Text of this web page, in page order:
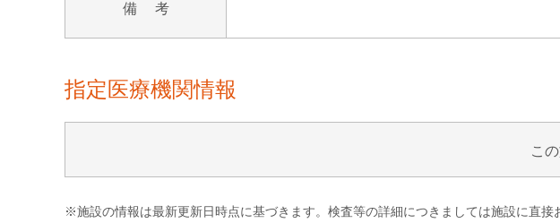
備 考
指定医療機関情報
こ
※施設の情報は最新更新日時点に基づきます。検査等の詳細につきましては施設に直接